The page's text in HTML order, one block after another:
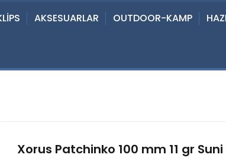
AKSESUARLAR OUTDOOR-KAMP
Xorus Patchinko 100 mm 11 gr